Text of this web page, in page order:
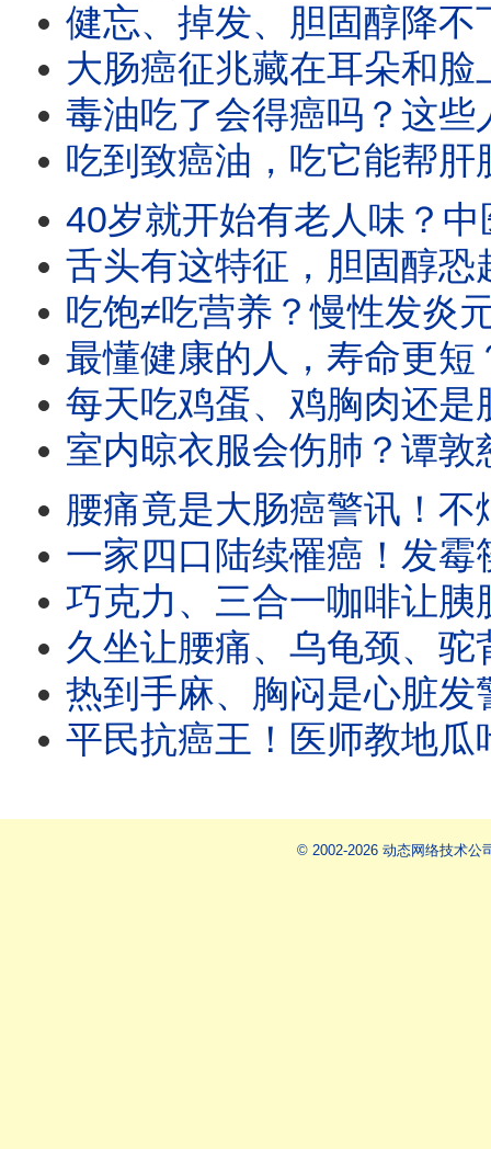
健忘、掉发、胆固醇降不下？不理甲状腺求救，增失智风险、补碘
大肠癌征兆藏在耳朵和脸上！这里长痘、长黑斑快去照肠镜？医师吃20年
毒油吃了会得癌吗？这些人是高风险族群！苯骈芘最多的地方，竟然在
吃到致癌油，吃它能帮肝脏解毒！改吃猪油比较安全？猪肝
40岁就开始有老人味？中医揭加龄臭真正原因！不是洗不干净，3
舌头有这特征，胆固醇恐超标！猪油炒菜安全吗？一碗茶饮为
吃饱≠吃营养？慢性发炎元凶竟是它！4大保健品谁最值得补？
最懂健康的人，寿命更短？一天看上百位病人，医师揭台湾医疗
每天吃鸡蛋、鸡胸肉还是肌少症？50岁后补蛋白质必知：这3个坏
室内晾衣服会伤肺？谭敦慈教雨天晒衣
腰痛竟是大肠癌警讯！不烟不酒吃素也罹癌？这些方法比吃排
一家四口陆续罹癌！发霉筷恐藏一级致癌
巧克力、三合一咖啡让胰脏过劳？尿液排便变色快就医！从体质
久坐让腰痛、乌龟颈、驼背全找上门！人体工学椅、升降桌真的有用吗
热到手麻、胸闷是心脏发警讯！这种中暑快到超商买它，喝
平民抗癌王！医师教地瓜叶“黄金煮法”多
© 2002-2026 动态网络技术公